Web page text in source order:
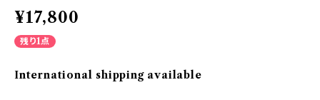
¥17,800
残り1点
International shipping available